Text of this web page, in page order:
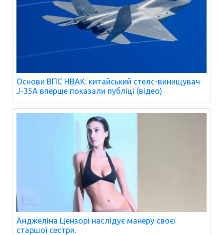
Основи ВПС НВАК: китайський стелс-винищувач
J-35A вперше показали публіці (відео)
Анджеліна Цензорі наслідує манеру своєї
старшої сестри.